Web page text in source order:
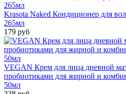
Krasota Naked Кондиционер для
265мл
179 руб
VEGAN Крем для лица дневной
пробиотиками для жирной и
50мл